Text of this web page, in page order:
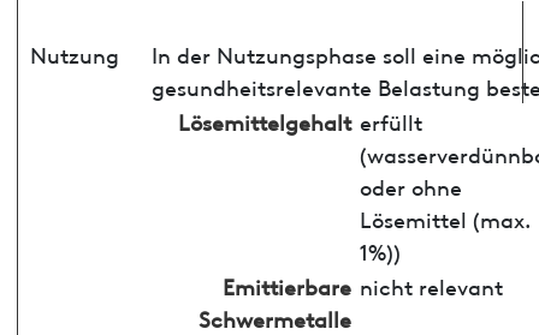
Nutzung
In der Nutzungsphase soll eine
gesundheitsrelevante Belastung
Lösemittelgehalt erfüllt
oder ohne
Lösemittel (max.
1%))
Emittierbare
Schwermetalle
nicht relevant